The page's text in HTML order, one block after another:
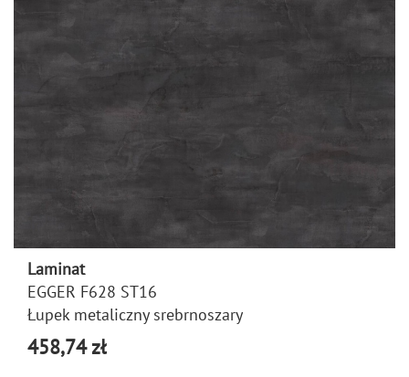
Laminat
EGGER F628 ST16
Łupek metaliczny srebrnoszary
458,74 zł